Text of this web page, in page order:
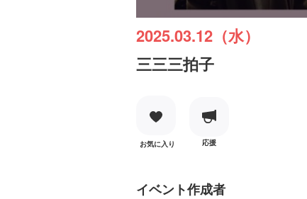
2025.03.12（水）
三三三拍子
お気に入り 応援
イベント作成者